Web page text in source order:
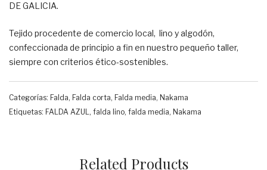
DE GALICIA.
Tejido procedente de comercio local, lino y algodón,
confeccionada de principio a fin en nuestro pequeño taller,
siempre con criterios ético-sostenibles.
Categorías: Falda, Falda corta, Falda media, Nakama
Etiquetas: FALDA AZUL, falda lino, falda media, Nakama
Related Products